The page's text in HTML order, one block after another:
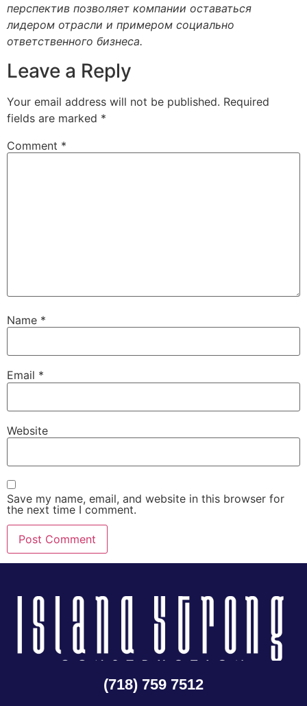
перспектив позволяет компании оставаться
лидером отрасли и примером социально
ответственного бизнеса.
Leave a Reply
Your email address will not be published. Required
fields are marked *
Comment *
Name *
Email *
Website
Save my name, email, and website in this browser for
the next time I comment.
(718) 759 7512